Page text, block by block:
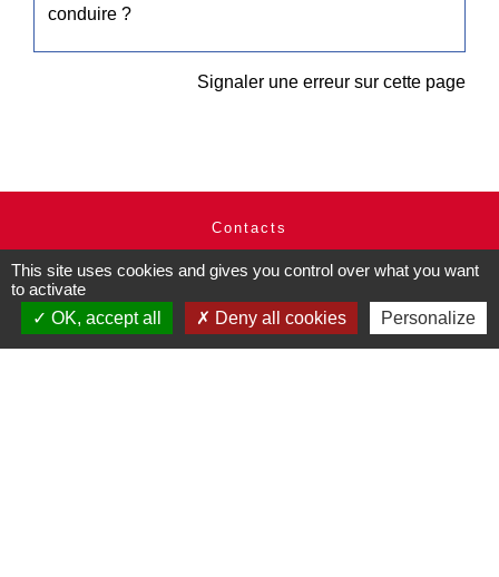
conduire ?
Signaler une erreur sur cette page
Contacts
2 rue des Rossignols
27130 Pullay - FRANCE
+33 2 32 32 18 58
This site uses cookies and gives you control over what you want
to activate
OK, accept all
Deny all cookies Personalize